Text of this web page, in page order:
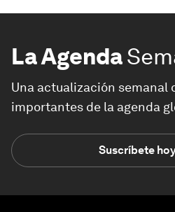
La Agenda
Una actualización semanal
importantes de la agenda
Suscríbete